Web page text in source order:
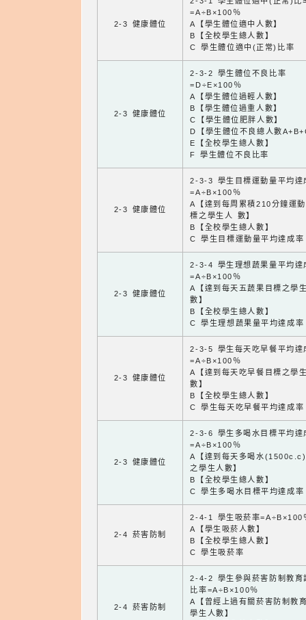
2-3 健康體位
=A÷B×100％
A【學生體位適中人數】
B【全校學生總人數】
C 學生體位適中(正常)比率
2-3 健康體位
2-3-2 學生體位不良比率
=D÷E×100％
A【學生體位過輕人數】
B【學生體位過重人數】
C【學生體位肥胖人數】
D【學生體位不良總人數
E【全校學生總人數】
F 學生體位不良比率
2-3 健康體位
2-3-3 學生目標運動量平均達
=A÷B×100％
A【達到每周累積210分鐘運
標之學生人 數】
B【全校學生總人數】
C 學生目標運動量平均達成率
2-3 健康體位
2-3-4 學生理想蔬果量平均達
=A÷B×100％
A【達到每天五蔬果目標之學
數】
B【全校學生總人數】
C 學生理想蔬果量平均達成率
2-3 健康體位
2-3-5 學生每天吃早餐平均達
=A÷B×100％
A【達到每天吃早餐目標之學
數】
B【全校學生總人數】
C 學生每天吃早餐平均達成率
2-3 健康體位
2-3-6 學生多喝水目標平均達
=A÷B×100％
A【達到每天多喝水
之學生人數】
B【全校學生總人數】
C 學生多喝水目標平均達成率
2-4 菸害防制
2-4-1 學生吸菸率=A÷B×100
A【學生吸菸人數】
B【全校學生總人數】
C 學生吸菸率
2-4 菸害防制
2-4-2 學生參與菸害防制教育
比率=A÷B×100％
A【曾經上過有關菸害防制教
學生人數】